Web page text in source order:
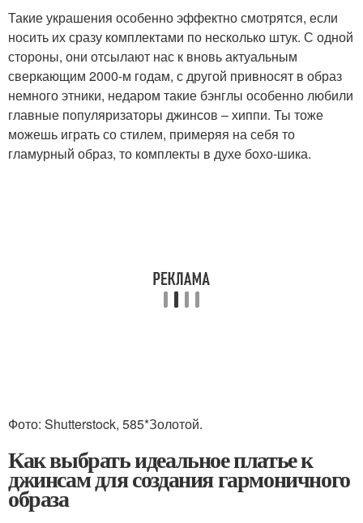
Такие украшения особенно эффектно смотрятся, если
носить их сразу комплектами по несколько штук. С одной
стороны, они отсылают нас к вновь актуальным
сверкающим 2000-м годам, с другой привносят в образ
немного этники, недаром такие бэнглы особенно любили
главные популяризаторы джинсов – хиппи. Ты тоже
можешь играть со стилем, примеряя на себя то
гламурный образ, то комплекты в духе бохо-шика.
Фото: Shutterstock, 585*Золотой.
Как выбрать идеальное платье к
джинсам для создания гармоничного
образа